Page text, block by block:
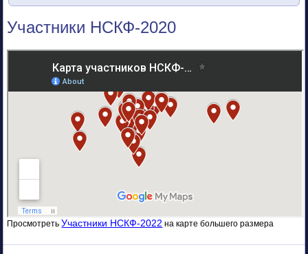
Участники НСКФ-2020
ПросмотретьУчастники НСКФ-2022 на карте большего размера